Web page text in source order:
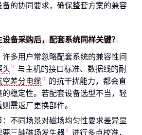
的协同要求，确保整套方案的兼容
备采购后，配套系统同样关键？
多用户常忽略配套系统的兼容性问
头
与主机的接口标准、数据线的耐
空差分电缆
的抗干扰能力，都会直
稳定性。若配套设备选型不当，轻
需返厂更换部件。
不同场景对磁场均匀性要求差异显
要三轴磁场发生器
进行多点校准，